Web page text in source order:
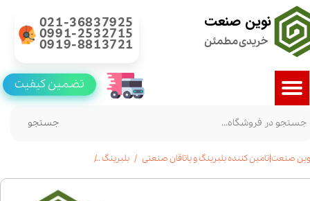
نوین صنعت
خریدی مطمئن
021-36837925
0991-2532715
0919-8813721
جستجو
تضمین کیفیت
صنعت|تامین کننده بلبرینگ و یاتاقان صنعتی بلبرینگ